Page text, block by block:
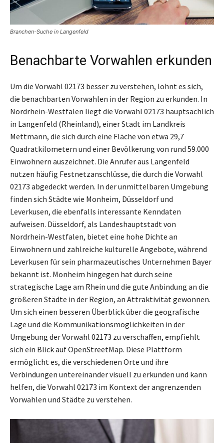
Branchen-Suche in Langenfeld
Benachbarte Vorwahlen erkunden
Um die Vorwahl 02173 besser zu verstehen, lohnt es sich,
die benachbarten Vorwahlen in der Region zu erkunden. In
Nordrhein-Westfalen liegt die Vorwahl 02173 hauptsächlich
in Langenfeld (Rheinland), einer Stadt im Landkreis
Mettmann, die sich durch eine Fläche von etwa 29,7
Quadratkilometern und einer Bevölkerung von rund 59.000
Einwohnern auszeichnet. Die Anrufer aus Langenfeld
nutzen häufig Festnetzanschlüsse, die durch die Vorwahl
02173 abgedeckt werden. In der unmittelbaren Umgebung
finden sich Städte wie Monheim, Düsseldorf und
Leverkusen, die ebenfalls interessante Kenndaten
aufweisen. Düsseldorf, als Landeshauptstadt von
Nordrhein-Westfalen, bietet eine hohe Dichte an
Einwohnern und zahlreiche kulturelle Angebote, während
Leverkusen für sein pharmazeutisches Unternehmen Bayer
bekannt ist. Monheim hingegen hat durch seine
strategische Lage am Rhein und die gute Anbindung an die
größeren Städte in der Region, an Attraktivität gewonnen.
Um sich einen besseren Überblick über die geografische
Lage und die Kommunikationsmöglichkeiten in der
Umgebung der Vorwahl 02173 zu verschaffen, empfiehlt
sich ein Blick auf OpenStreetMap. Diese Plattform
ermöglicht es, die verschiedenen Orte und ihre
Verbindungen untereinander visuell zu erkunden und kann
helfen, die Vorwahl 02173 im Kontext der angrenzenden
Vorwahlen und Städte zu verstehen.